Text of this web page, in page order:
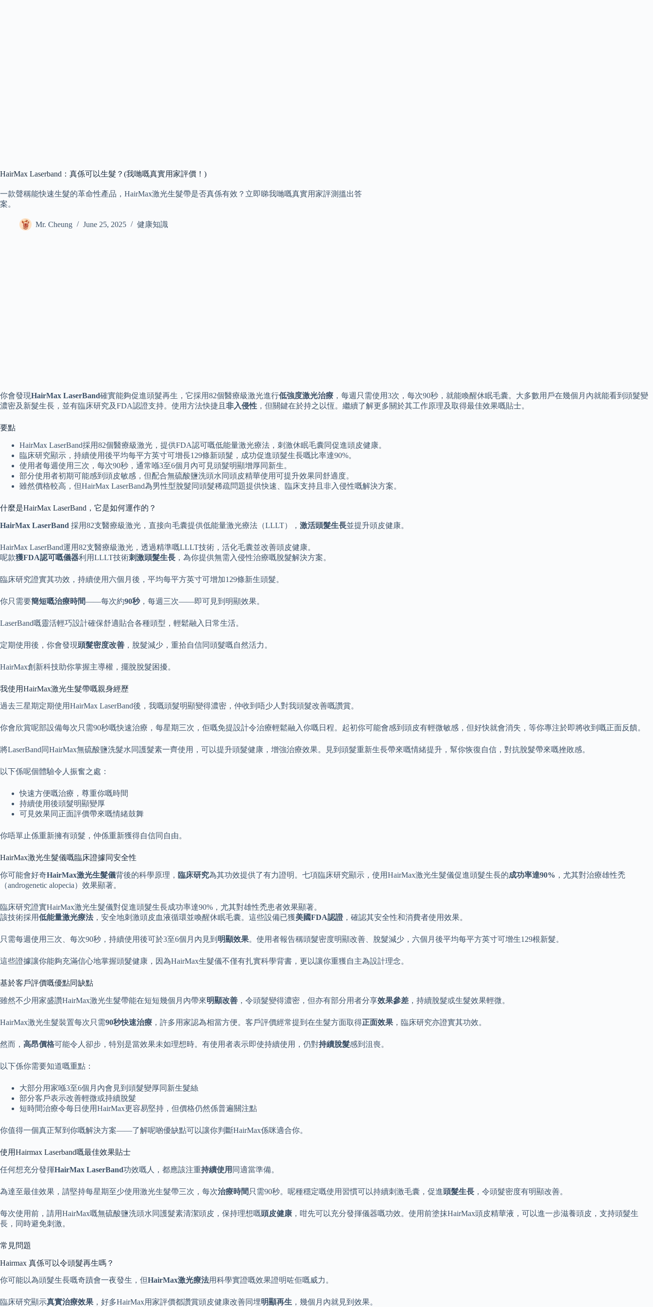
HairMax Laserband：真係可以生髮？(我哋嘅真實用家評價！)
一款聲稱能快速生髮的革命性產品，HairMax激光生髮帶是否真係有效？立即睇我哋嘅真實用家評測搵出答
案。
Mr. Cheung June 25, 2025 健康知識
你會發現HairMax LaserBand確實能夠促進頭髮再生，它採用82個醫療級激光進行低強度激光治療 ，每週只需使用3次，每次90秒，就能喚醒休眠毛囊。大多數用戶在幾個月內就能看到頭髮變
濃密及新髮生長，並有臨床研究及FDA認證支持。使用方法快捷且 非入侵性 ，但關鍵在於持之以恆。繼續了解更多關於其工作原理及取得最佳效果嘅貼士。
要點
HairMax LaserBand採用82個醫療級激光，提供FDA認可嘅低能量激光療法，刺激休眠毛囊同促進頭皮健康。
臨床研究顯示，持續使用後平均每平方英寸可增長129條新頭髮，成功促進頭髮生長嘅比率達90%。
使用者每週使用三次，每次90秒，通常喺3至6個月內可見頭髮明顯增厚同新生。
部分使用者初期可能感到頭皮敏感，但配合無硫酸鹽洗頭水同頭皮精華使用可提升效果同舒適度。
雖然價格較高，但HairMax LaserBand為男性型脫髮同頭髮稀疏問題提供快速、臨床支持且非入侵性嘅解決方案。
什麼是HairMax LaserBand，它是如何運作的？
HairMax LaserBand 採用82支醫療級激光，直接向毛囊提供低能量激光療法（LLLT）， 激活頭髮生長並提升頭皮健康。
HairMax LaserBand運用82支醫療級激光，透過精準嘅LLLT技術，活化毛囊並改善頭皮健康。
呢款獲FDA認可嘅儀器利用LLLT技術刺激頭髮生長 ，為你提供無需入侵性治療嘅脫髮解決方案。
臨床研究證實其功效，持續使用六個月後，平均每平方英寸可增加129條新生頭髮。
你只需要簡短嘅治療時間——每次約90秒，每週三次——即可見到明顯效果。
LaserBand嘅靈活輕巧設計確保舒適貼合各種頭型，輕鬆融入日常生活。
定期使用後，你會發現頭髮密度改善 ，脫髮減少，重拾自信同頭髮嘅自然活力。
HairMax創新科技助你掌握主導權，擺脫脫髮困擾。
我使用HairMax激光生髮帶嘅親身經歷
過去三星期定期使用HairMax LaserBand後，我嘅頭髮明顯變得濃密，仲收到唔少人對我頭髮改善嘅讚賞。
你會欣賞呢部設備每次只需90秒嘅快速治療，每星期三次，佢嘅免提設計令治療輕鬆融入你嘅日程。起初你可能會感到頭皮有輕微敏感，但好快就會消失，等你專注於即將收到嘅正面反饋。
將LaserBand同HairMax無硫酸鹽洗髮水同護髮素一齊使用，可以提升頭髮健康，增強治療效果。見到頭髮重新生長帶來嘅情緒提升，幫你恢復自信，對抗脫髮帶來嘅挫敗感。
以下係呢個體驗令人振奮之處：
快速方便嘅治療，尊重你嘅時間
持續使用後頭髮明顯變厚
可見效果同正面評價帶來嘅情緒鼓舞
你唔單止係重新擁有頭髮，仲係重新獲得自信同自由。
HairMax激光生髮儀嘅臨床證據同安全性
你可能會好奇HairMax激光生髮儀背後的科學原理， 臨床研究為其功效提供了有力證明。七項臨床研究顯示，使用HairMax激光生髮儀促進頭髮生長的成功率達90% ，尤其對治療雄性禿
（androgenetic alopecia）效果顯著。
臨床研究證實HairMax激光生髮儀對促進頭髮生長成功率達90%，尤其對雄性禿患者效果顯著。
該技術採用低能量激光療法，安全地刺激頭皮血液循環並喚醒休眠毛囊。這些設備已獲美國FDA認證，確認其安全性和消費者使用效果。
只需每週使用三次、每次90秒，持續使用後可於3至6個月內見到 明顯效果。使用者報告稱頭髮密度明顯改善、脫髮減少，六個月後平均每平方英寸可增生129根新髮。
這些證據讓你能夠充滿信心地掌握頭髮健康，因為HairMax生髮儀不僅有扎實科學背書，更以讓你重獲自主為設計理念。
基於客戶評價嘅優點同缺點
雖然不少用家盛讚HairMax激光生髮帶能在短短幾個月內帶來明顯改善 ，令頭髮變得濃密，但亦有部分用者分享效果參差 ，持續脫髮或生髮效果輕微。
HairMax激光生髮裝置每次只需90秒快速治療 ，許多用家認為相當方便。客戶評價經常提到在生髮方面取得正面效果 ，臨床研究亦證實其功效。
然而， 高昂價格可能令人卻步，特別是當效果未如理想時。有使用者表示即使持續使用，仍對持續脫髮感到沮喪。
以下係你需要知道嘅重點：
大部分用家喺3至6個月內會見到頭髮變厚同新生髮絲
部分客戶表示改善輕微或持續脫髮
短時間治療令每日使用HairMax更容易堅持，但價格仍然係普遍關注點
你值得一個真正幫到你嘅解決方案——了解呢啲優缺點可以讓你判斷HairMax係咪適合你。
使用Hairmax Laserband嘅最佳效果貼士
任何想充分發揮HairMax LaserBand功效嘅人，都應該注重持續使用 同適當準備。
為達至最佳效果，請堅持每星期至少使用激光生髮帶三次，每次治療時間 只需90秒。呢種穩定嘅使用習慣可以持續刺激毛囊，促進頭髮生長 ，令頭髮密度有明顯改善。
每次使用前，請用HairMax嘅無硫酸鹽洗頭水同護髮素清潔頭皮，保持理想嘅頭皮健康 ，咁先可以充分發揮儀器嘅功效。使用前塗抹HairMax頭皮精華液，可以進一步滋養頭皮，支持頭髮生
長，同時避免刺激。
常見問題
Hairmax 真係可以令頭髮再生嗎？
你可能以為頭髮生長嘅奇蹟會一夜發生，但HairMax激光療法用科學實證嘅效果證明咗佢嘅威力。
臨床研究顯示真實治療效果 ，好多HairMax用家評價都讚賞頭皮健康改善同埋明顯再生 ，幾個月內就見到效果。